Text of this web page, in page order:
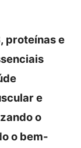
proteínas e
e
o
o bem-